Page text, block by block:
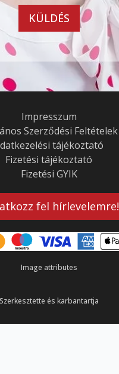
KÜLDÉS
Impresszum
Szerződési Feltételek
tájékoztató
Fizetési tájékoztató
Fizetési GYIK
fel hírlevelemre!
Image attributes
Szerkesztette és karbantartja